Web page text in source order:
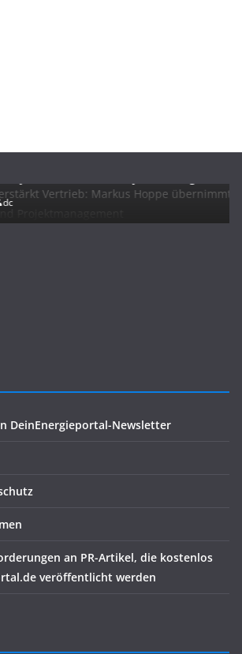
DeinEnergieportal-Newsletter
an PR-Artikel, die kostenlos
veröffentlicht werden